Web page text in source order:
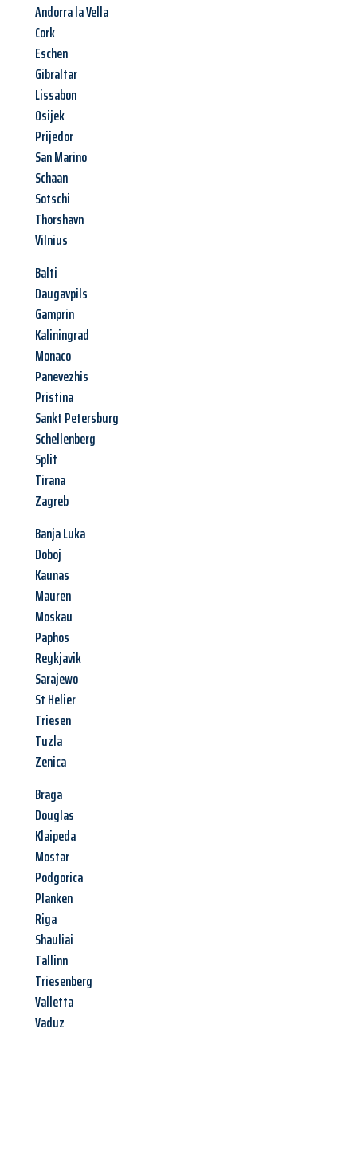
Andorra la Vella
Cork
Eschen
Gibraltar
Lissabon
Osijek
Prijedor
San Marino
Schaan
Sotschi
Thorshavn
Vilnius
Balti
Daugavpils
Gamprin
Kaliningrad
Monaco
Panevezhis
Pristina
Sankt Petersburg
Schellenberg
Split
Tirana
Zagreb
Banja Luka
Doboj
Kaunas
Mauren
Moskau
Paphos
Reykjavik
Sarajewo
St Helier
Triesen
Tuzla
Zenica
Braga
Douglas
Klaipeda
Mostar
Podgorica
Planken
Riga
Shauliai
Tallinn
Triesenberg
Valletta
Vaduz